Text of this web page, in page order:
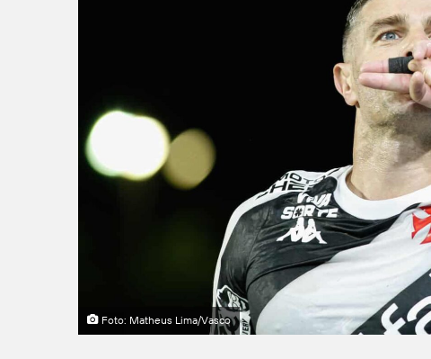
Foto: Matheus Lima/Vasco